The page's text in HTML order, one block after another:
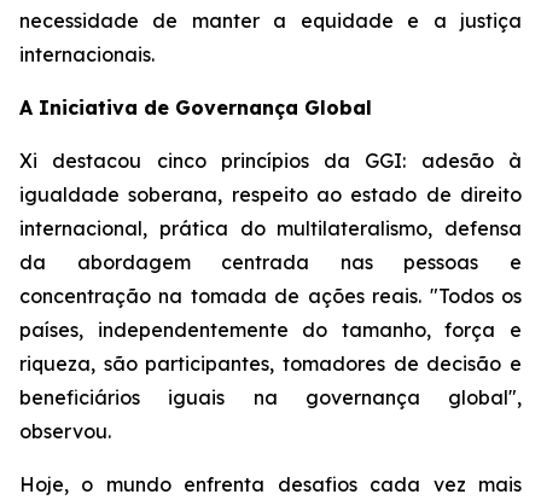
necessidade de manter a equidade e a justiça
internacionais.
A Iniciativa de Governança Global
Xi destacou cinco princípios da GGI: adesão à
igualdade soberana, respeito ao estado de direito
internacional, prática do multilateralismo, defensa
da abordagem centrada nas pessoas e
concentração na tomada de ações reais. "Todos os
países, independentemente do tamanho, força e
riqueza, são participantes, tomadores de decisão e
beneficiários iguais na governança global",
observou.
Hoje, o mundo enfrenta desafios cada vez mais